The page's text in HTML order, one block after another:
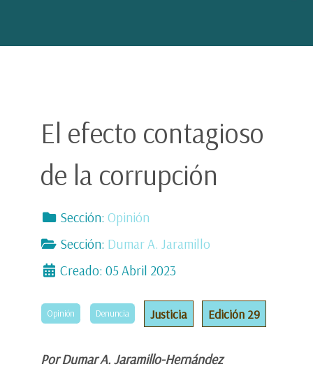
El efecto contagioso
de la corrupción
Sección: Opinión
Sección: Dumar A. Jaramillo
Creado: 05 Abril 2023
Opinión Denuncia Justicia Edición 29
Por Dumar A. Jaramillo-Hernández